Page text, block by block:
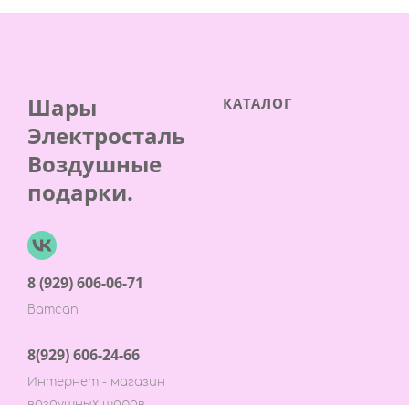
Шары
Электросталь
Воздушные
подарки.
8 (929) 606-06-71
Ватсап
8(929) 606-24-66
Интернет - магазин
КАТАЛОГ